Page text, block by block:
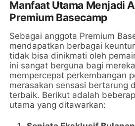
Manfaat Utama Menjadi
Premium Basecamp
Sebagai anggota Premium
mendapatkan berbagai
tidak bisa dinikmati oleh
ini sangat berguna bagi
mempercepat perkembangan
merasakan sensasi bertarung
terbaik. Berikut adalah
utama yang ditawarkan: